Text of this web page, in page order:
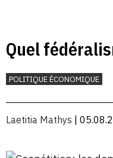
Quel
POLITIQUE ÉCONOMIQUE
Laetitia Mathys |